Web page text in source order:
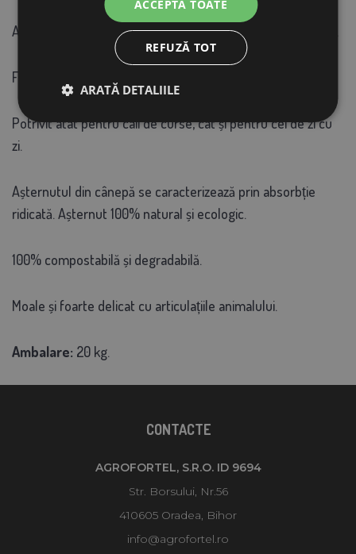
Așternut fin din cânepă pentru cai și animale de companie.
Fără praf, fabricat din cânepă cultivată organic.
Potrivit atât pentru caii de curse, cât și pentru cei de zi cu
zi.
Așternutul din cânepă se caracterizează prin absorbție
ridicată. Așternut 100% natural și ecologic.
100% compostabilă și degradabilă.
Moale și foarte delicat cu articulațiile animalului.
Ambalare: 20 kg.
CONTACTE
AGROFORTEL, S.R.O. ID 9694
Str. Borsului, Nr.56
410605 Oradea, Bihor
info@agrofortel.ro
ACCEPTĂ TOATE
REFUZĂ TOT
ARATĂ DETALIILE